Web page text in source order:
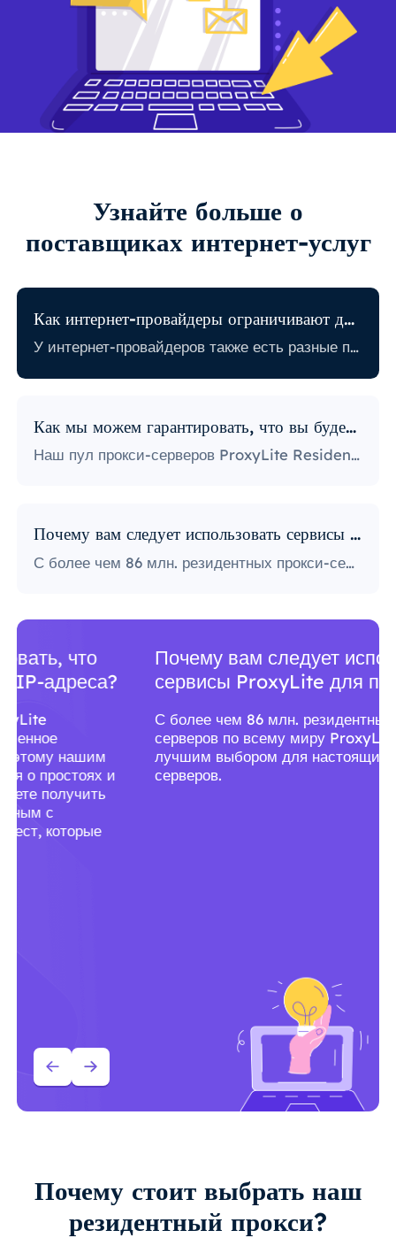
Узнайте больше о
поставщиках интернет-услуг
Как интернет-провайдеры ограничивают доступ в Интернет?
У интернет-провайдеров также есть разные политики, связанные с ограничением определенной онлайн-активности. Некоторые интернет-провайдеры блокируют определенные веб-сайты, что может стать огромной проблемой для пользователей прокси. Те, у кого самая строгая политика, блокируют доступ к платформам социальных сетей, новостным сайтам и многому другому. Блокировка определенных портов также является довольно популярной практикой, серьезно ограничивающей способ доступа пользователей к Интернету и его использования.
Как мы можем гарантировать, что вы будете использовать IP-адреса?
Наш пул прокси-серверов ProxyLite Residential предлагает бесчисленное множество прокси-серверов, поэтому нашим клиентам не нужно беспокоиться о простоях и блокировке IP-адресов. Вы можете получить доступ к необходимым вам данным с помощью прокси-серверов из мест, которые работают с этим провайдером.
Почему вам следует использовать сервисы ProxyLite для прокси?
С более чем 86 млн. резидентных прокси-серверов по всему миру ProxyLite является лучшим выбором для настоящих прокси-серверов.
Почему вам следует использовать
сервисы ProxyLite для прокси?
С более чем 86 млн. резидентных прокси-
серверов по всему миру ProxyLite является
лучшим выбором для настоящих прокси-
серверов.
Почему стоит выбрать наш
резидентный прокси?